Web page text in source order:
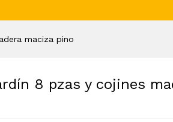
maciza pino
8 pzas y cojines